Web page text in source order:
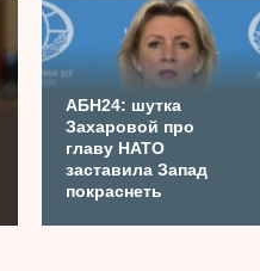
АБН24: шутка
Захаровой про
главу НАТО
заставила Запад
покраснеть